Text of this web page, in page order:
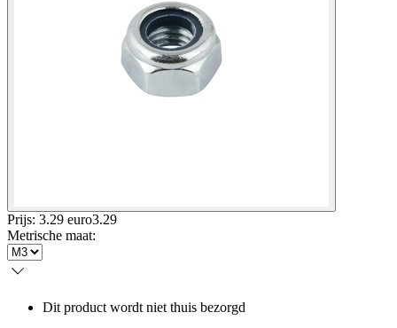
Prijs: 3.29 euro3.29
Metrische maat:
Dit product wordt niet thuis bezorgd